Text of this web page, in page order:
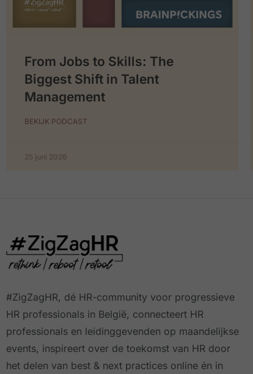
From Jobs to Skills: The
Biggest Shift in Talent
Management
BEKIJK PODCAST
25 juni 2026
#ZigZagHR, dé HR-community voor progressieve
HR professionals in België, connecteert HR
professionals en leidinggevenden op maandelijkse
events, inspireert over de toekomst van HR door
het delen van best & next practices online én in